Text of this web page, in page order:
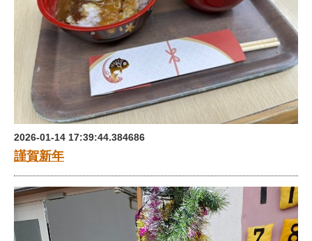
2026-01-14 17:39:44.384686
謹賀新年